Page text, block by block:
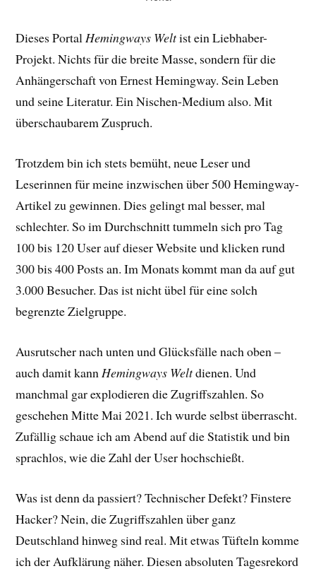
Dieses PortalHemingways Weltist ein Liebhaber-
Projekt. Nichts für die breite Masse, sondern für die
Anhängerschaft von Ernest Hemingway. Sein Leben
und seine Literatur. Ein Nischen-Medium also. Mit
überschaubarem Zuspruch.
Trotzdem bin ich stets bemüht, neue Leser und
Leserinnen für meine inzwischen über 500 Hemingway-
Artikel zu gewinnen. Dies gelingt mal besser, mal
schlechter. So im Durchschnitt tummeln sich pro Tag
100 bis 120 User auf dieser Website und klicken rund
300 bis 400 Posts an. Im Monats kommt man da auf gut
3.000 Besucher. Das ist nicht übel für eine solch
begrenzte Zielgruppe.
Ausrutscher nach unten und Glücksfälle nach oben –
auch damit kannHemingways Weltdienen. Und
manchmal gar explodieren die Zugriffszahlen. So
geschehen Mitte Mai 2021. Ich wurde selbst überrascht.
Zufällig schaue ich am Abend auf die Statistik und bin
sprachlos, wie die Zahl der User hochschießt.
Was ist denn da passiert? Technischer Defekt? Finstere
Hacker? Nein, die Zugriffszahlen über ganz
Deutschland hinweg sind real. Mit etwas Tüfteln komme
ich der Aufklärung näher. Diesen absoluten Tagesrekord